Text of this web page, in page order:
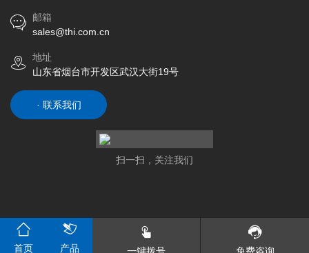
邮箱
sales@thi.com.cn
地址
山东省烟台市开发区武汉大街19号
· 联系我们
扫一扫，关注我们
首页 产品